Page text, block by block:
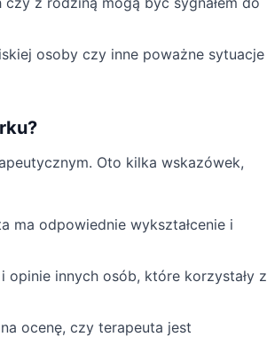
osoby czy inne poważne sytuacje
Oto kilka wskazówek,
ma odpowiednie wykształcenie i
opinie innych osób, które korzystały z
ocenę, czy terapeuta jest